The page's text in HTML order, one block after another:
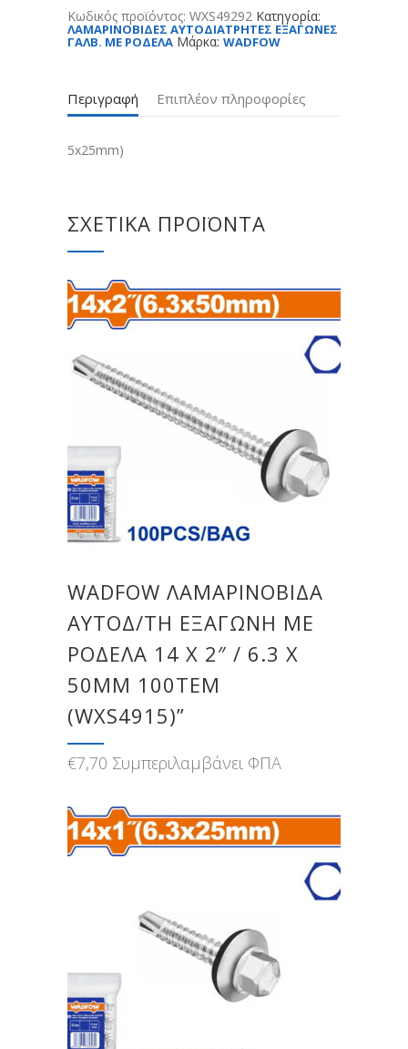
Κωδικός προϊόντος: WXS49292 Κατηγορία:
ΛΑΜΑΡΙΝΟΒΙΔΕΣ ΑΥΤΟΔΙΑΤΡΗΤΕΣ ΕΞΑΓΩΝΕΣ
ΓΑΛΒ. ΜΕ ΡΟΔΕΛΑ Μάρκα: WADFOW
Περιγραφή Επιπλέον πληροφορίες
5x25mm)
ΣΧΕΤΙΚΆ ΠΡΟΪΌΝΤΑ
WADFOW ΛΑΜΑΡΙΝΟΒΙΔΑ
ΑΥΤΟΔ/ΤΗ ΕΞΑΓΩΝΗ ΜΕ
ΡΟΔΕΛΑ 14 Χ 2″ / 6.3 Χ
50MM 100TEM
(WXS4915)”
€7,70 Συμπεριλαμβάνει ΦΠΑ